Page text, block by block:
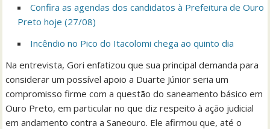
Confira as agendas dos candidatos à Prefeitura de Ouro
Preto hoje (27/08)
Incêndio no Pico do Itacolomi chega ao quinto dia
Na entrevista, Gori enfatizou que sua principal demanda para
considerar um possível apoio a Duarte Júnior seria um
compromisso firme com a questão do saneamento básico em
Ouro Preto, em particular no que diz respeito à ação judicial
em andamento contra a Saneouro. Ele afirmou que, até o